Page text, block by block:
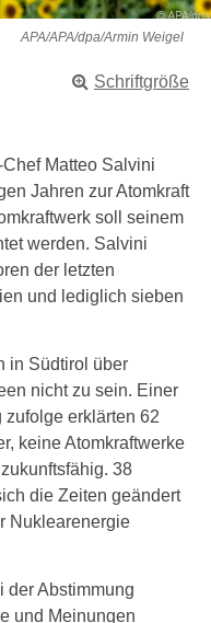
APA/APA/dpa/Armin Weigel
Schriftgröße
Matteo Salvini
Jahren zur Atomkraft
soll seinem
werden. Salvini
der letzten
und lediglich sieben
in Südtirol über
nicht zu sein. Einer
erklärten 62
keine Atomkraftwerke
38
die Zeiten geändert
Nuklearenergie
der Abstimmung
und Meinungen